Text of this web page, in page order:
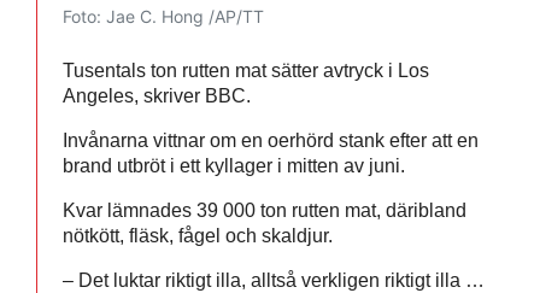
Foto: Jae C. Hong /AP/TT
Tusentals ton rutten mat sätter avtryck i Los
Angeles, skriver BBC.
Invånarna vittnar om en oerhörd stank efter att en
brand utbröt i ett kyllager i mitten av juni.
Kvar lämnades 39 000 ton rutten mat, däribland
nötkött, fläsk, fågel och skaldjur.
– Det luktar riktigt illa, alltså verkligen riktigt illa …